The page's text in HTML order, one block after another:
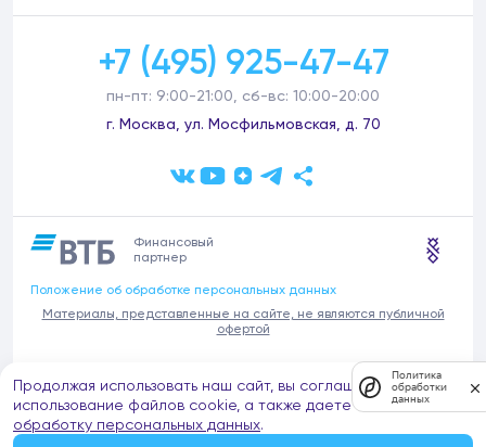
+7 (495) 925-47-47
пн-пт: 9:00-21:00, сб-вс: 10:00-20:00
г. Москва, ул. Мосфильмовская, д. 70
Финансовый
партнер
Положение об обработке персональных данных
Материалы, представленные на сайте, не являются публичной
офертой
В связи с участившимися случаями предложений частных услуг от
имени компании Донстрой (проведения ремонтов, продажи
отделочных материалов и т.п.), обращаем внимание на то, что
компания Донстрой не оказывает таких услуг, не имеет
представительств такого профиля и не обращается к частным
Продолжая использовать наш сайт, вы соглашаетесь на
использование файлов cookie, а также даете согласие на
обработку персональных данных.
Политика
обработки
данных